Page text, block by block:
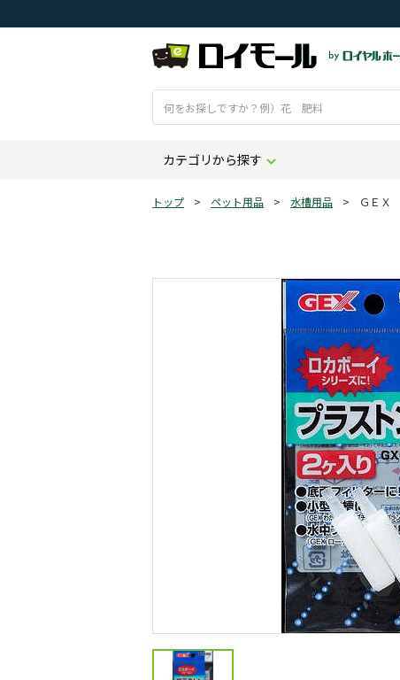
カテゴリから探す
トップ > ペット用品 > 水槽用品 > ＧＥＸ